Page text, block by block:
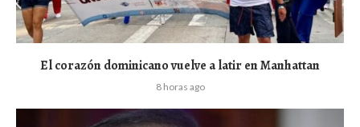
El corazón dominicano vuelve a latir en Manhattan
8 horas ago